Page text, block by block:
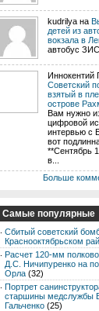
kudrilya на
детей из
вокзала в
автобус
Иннокентий
Советский
взятый в
острове
Вам нужно
цифровой
интервью с
вот
**Сентябрь
в...
Больше
Самые популярные
Сбитый советский
Краснооктябрьском
Расчет 120-мм
Д.С. Ничипуренко на
Орла (32)
Портрет
старшины медслужбы
Гальченко (25)